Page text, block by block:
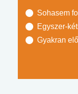
Sohasem
Egyszer-
Gyakran